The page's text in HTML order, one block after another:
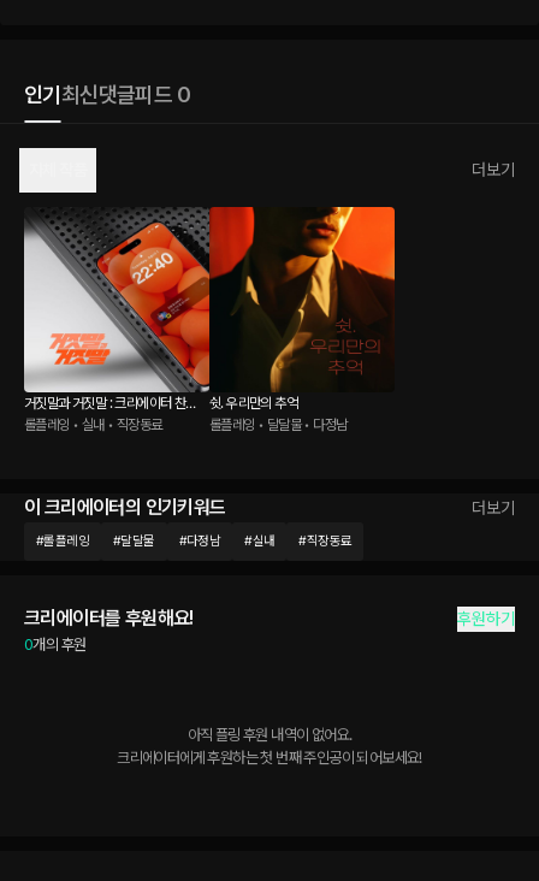
인기 최신댓글피드 0
더보기
거짓말과 거짓말 : 크리에이터 찬
히.ver
롤플레잉 • 실내 • 직장동료
쉿. 우리만의 추억
롤플레잉 • 달달물 • 다정남
이 크리에이터의 인기키워드 더보기
#롤플레잉 #달달물 #다정남 #실내 #직장동료
크리에이터를 후원해요! 후원하기
0개의 후원
아직 플링 후원 내역이 없어요.
크리에이터에게 후원하는 첫 번째 주인공이 되어보세요!